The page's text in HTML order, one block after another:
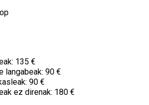
135 €
langabeak: 90 €
90 €
ez direnak: 180 €